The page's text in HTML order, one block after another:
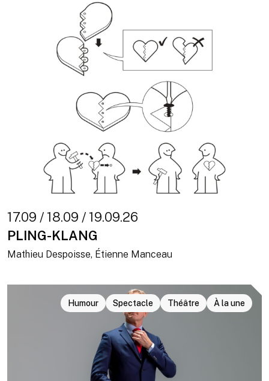
17.09 / 18.09 / 19.09.26
PLING-KLANG
Mathieu Despoisse, Étienne Manceau
Humour Spectacle Théâtre À la une